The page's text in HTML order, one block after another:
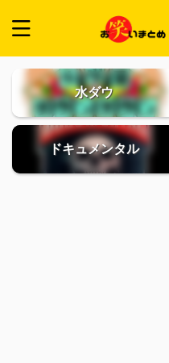
水ダウ
ドキュメンタル